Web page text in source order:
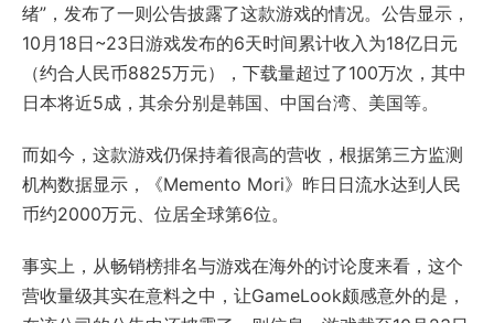
绪”，发布了一则公告披露了这款游戏的情况。公告显示，
10月18日~23日游戏发布的6天时间累计收入为18亿日元
（约合人民币8825万元），下载量超过了100万次，其中
日本将近5成，其余分别是韩国、中国台湾、美国等。
而如今，这款游戏仍保持着很高的营收，根据第三方监测
机构数据显示，《Memento Mori》昨日日流水达到人民
币约2000万元、位居全球第6位。
事实上，从畅销榜排名与游戏在海外的讨论度来看，这个
营收量级其实在意料之中，让GameLook颇感意外的是，